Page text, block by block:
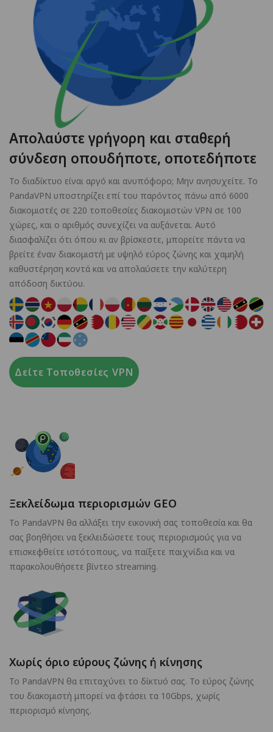
Απολαύστε γρήγορη και σταθερή
σύνδεση οπουδήποτε, οποτεδήποτε
Το διαδίκτυο είναι αργό και ανυπόφορο; Μην ανησυχείτε. Το
PandaVPN υποστηρίζει επί του παρόντος πάνω από 6000
διακομιστές σε 220 τοποθεσίες διακομιστών VPN σε 100
χώρες, και ο αριθμός συνεχίζει να αυξάνεται. Αυτό
διασφαλίζει ότι όπου κι αν βρίσκεστε, μπορείτε πάντα να
βρείτε έναν διακομιστή με υψηλό εύρος ζώνης και χαμηλή
καθυστέρηση κοντά και να απολαύσετε την καλύτερη
απόδοση δικτύου.
Δείτε Τοποθεσίες VPN
Ξεκλείδωμα περιορισμών GEO
Το PandaVPN θα αλλάξει την εικονική σας τοποθεσία και θα
σας βοηθήσει να ξεκλειδώσετε τους περιορισμούς για να
επισκεφθείτε ιστότοπους, να παίξετε παιχνίδια και να
παρακολουθήσετε βίντεο streaming.
Χωρίς όριο εύρους ζώνης ή κίνησης
Το PandaVPN θα επιταχύνει το δίκτυό σας. Το εύρος ζώνης
του διακομιστή μπορεί να φτάσει τα 10Gbps, χωρίς
περιορισμό κίνησης.